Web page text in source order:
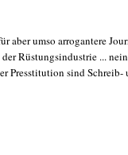
aber umso arrogantere
Rüstungsindustrie ...
Presstitution sind Schreib-